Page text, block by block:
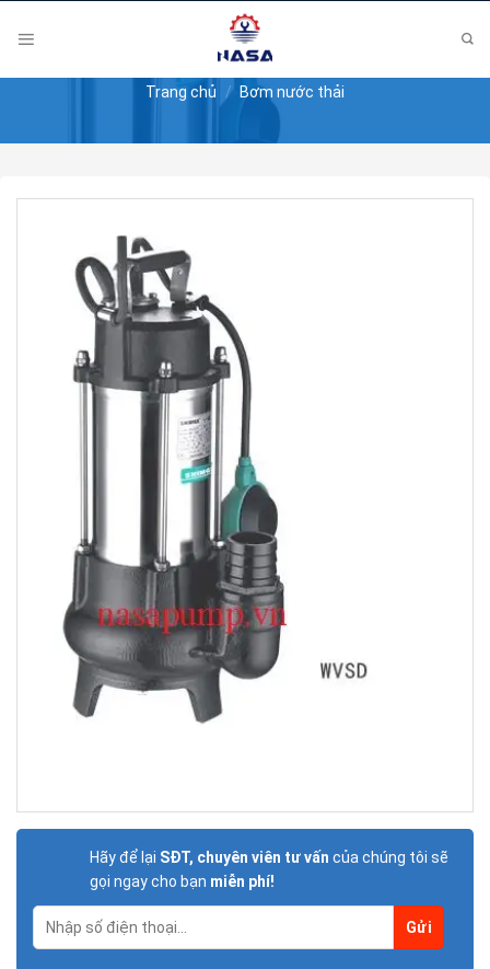
Trang chủ / Bơm nước thải
Hãy để lại SĐT, chuyên viên tư vấn của chúng tôi sẽ
gọi ngay cho bạn miễn phí!